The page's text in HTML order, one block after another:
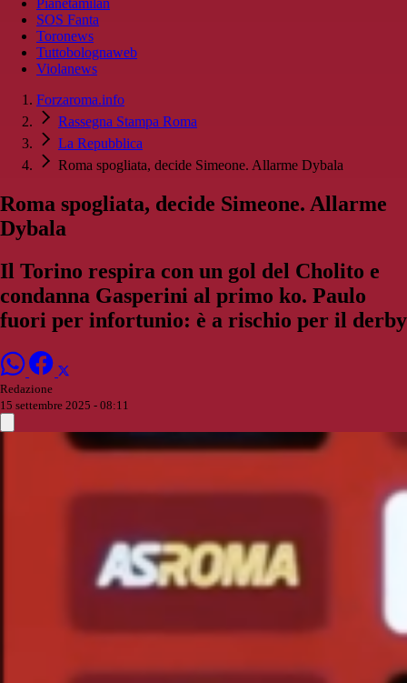
Pianetamilan
SOS Fanta
Toronews
Tuttobolognaweb
Violanews
Forzaroma.info
Rassegna Stampa Roma
La Repubblica
Roma spogliata, decide Simeone. Allarme Dybala
Roma spogliata, decide Simeone. Allarme
Dybala
Il Torino respira con un gol del Cholito e
condanna Gasperini al primo ko. Paulo
fuori per infortunio: è a rischio per il derby
Redazione
15 settembre 2025 - 08:11